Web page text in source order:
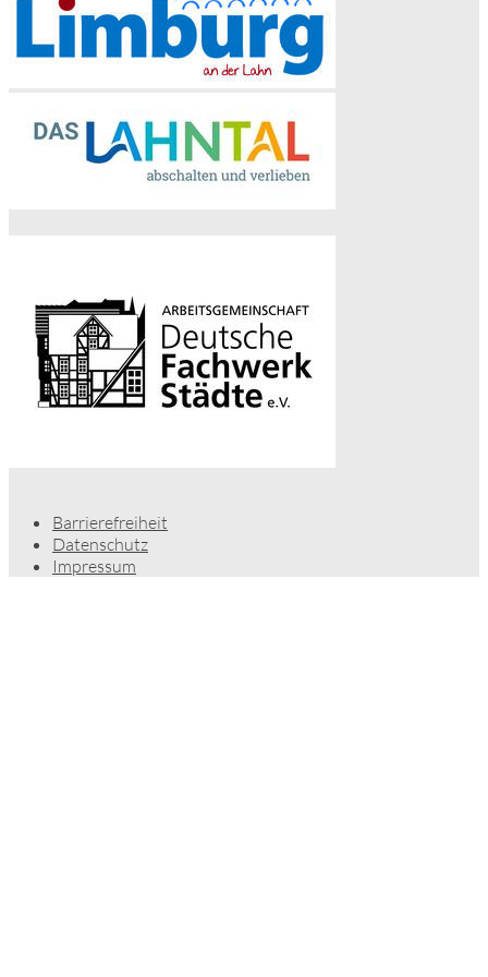
Barrierefreiheit
Datenschutz
Impressum